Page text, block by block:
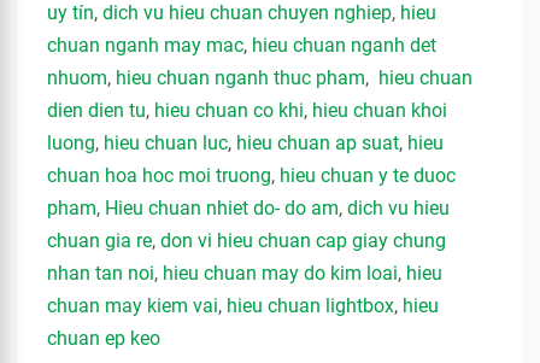
uy tín, dich vu hieu chuan chuyen nghiep, hieu
chuan nganh may mac, hieu chuan nganh det
nhuom, hieu chuan nganh thuc pham, hieu chuan
dien dien tu, hieu chuan co khi, hieu chuan khoi
luong, hieu chuan luc, hieu chuan ap suat, hieu
chuan hoa hoc moi truong, hieu chuan y te duoc
pham, Hieu chuan nhiet do- do am, dich vu hieu
chuan gia re, don vi hieu chuan cap giay chung
nhan tan noi, hieu chuan may do kim loai, hieu
chuan may kiem vai, hieu chuan lightbox, hieu
chuan ep keo